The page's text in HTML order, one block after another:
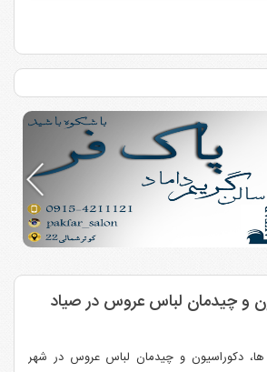
و چیدمان لباس عروس در صیاد
دکوراسیون و چیدمان لباس عروس در شهر